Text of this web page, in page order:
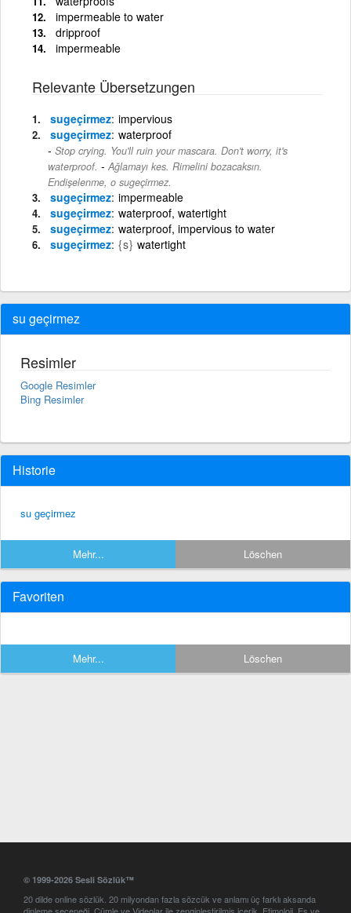
impermeable to water
dripproof
impermeable
Relevante Übersetzungen
sugeçirmez impervious
sugeçirmez waterproof
Stop crying. You'll ruin your mascara. Don't worry, it's
waterproof. - Ağlamayı kes. Rimelini bozacaksın.
Endişelenme, o sugeçirmez.
sugeçirmez impermeable
sugeçirmez waterproof, watertight
sugeçirmez waterproof, impervious to water
sugeçirmez {s} watertight
su geçirmez
Resimler
Google Resimler
Bing Resimler
Historie
su geçirmez
Mehr... Löschen
Favoriten
Mehr... Löschen
© 1999-2026 Sesli Sözlük™
20 dilde online sözlük. 20 milyondan fazla sözcük ve anlamı üç farklı aksanda